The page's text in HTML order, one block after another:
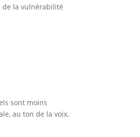
la vulnérabilité
sont moins
au ton de la voix,